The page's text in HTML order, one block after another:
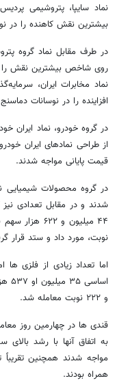
نماد سایپا، پتروشیمی
بیشترین نقش کاهنده را در
روی شاخص بیشترین نقش را
نماد مخابرات ایران،
افزاینده را در نوسانات
در گروه خودرو، نماد ایران
از طراحی نمادهای ایران
قیمت پایانی مواجه شدند.
در گروه محصولات شیمیایی
شدند و در مقابل تعدادی
نوبت، مورد داد و ستد قرار
اما تعداد زیادی از فلزی
و ۲۲۲ نوبت معامله شد.
قندی ها در چهارمین روز
به اتفاق آنها با رشد
مواجه شدند همچنین
همراه بودند.